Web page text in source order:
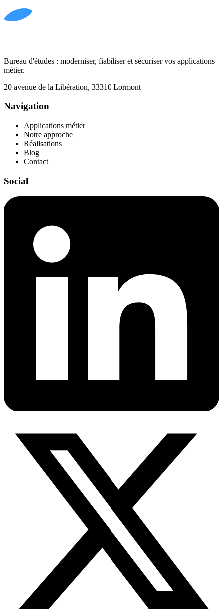
Bureau d'études : moderniser, fiabiliser et sécuriser vos applications
métier.
20 avenue de la Libération, 33310 Lormont
Navigation
Applications métier
Notre approche
Réalisations
Blog
Contact
Social